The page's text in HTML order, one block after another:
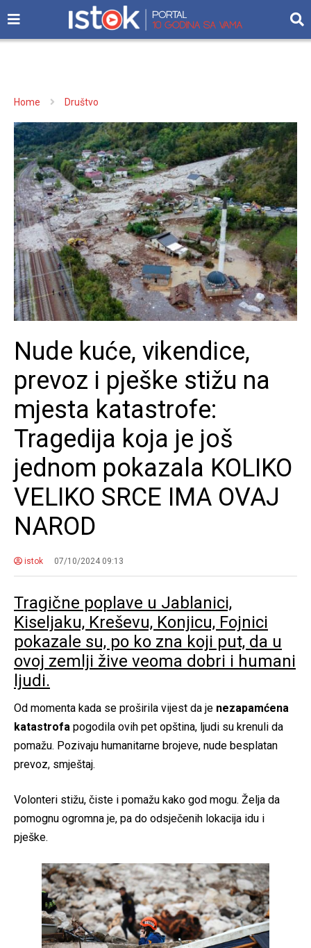
Home Društvo
Nude kuće, vikendice,
prevoz i pješke stižu na
mjesta katastrofe:
Tragedija koja je još
jednom pokazala KOLIKO
VELIKO SRCE IMA OVAJ
NAROD
istok 07/10/2024 09:13
Tragične poplave u Jablanici,
Kiseljaku, Kreševu, Konjicu, Fojnici
pokazale su, po ko zna koji put, da u
ovoj zemlji žive veoma dobri i humani
ljudi.
Od momenta kada se proširila vijest da je nezapamćena
katastrofa pogodila ovih pet opština, ljudi su krenuli da
pomažu. Pozivaju humanitarne brojeve, nude besplatan
prevoz, smještaj.
Volonteri stižu, čiste i pomažu kako god mogu. Želja da
pomognu ogromna je, pa do odsječenih lokacija idu i
pješke.